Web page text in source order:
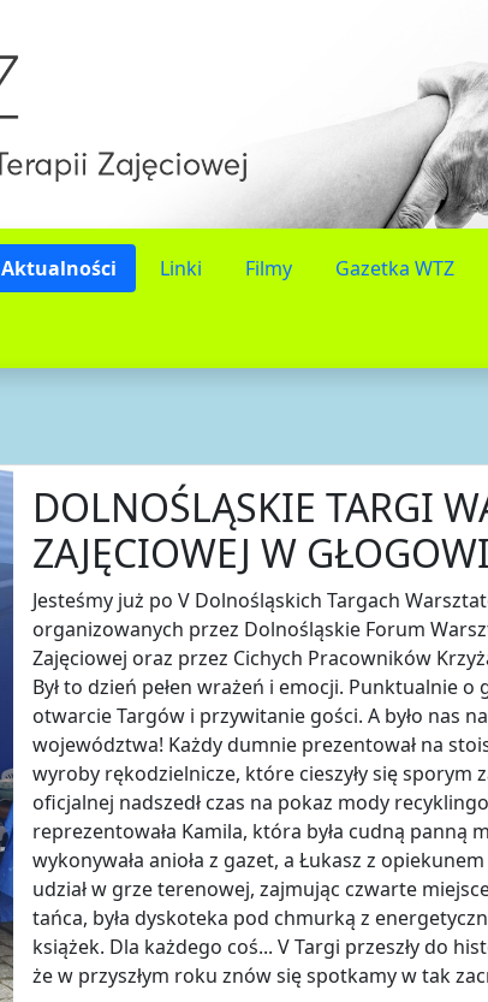
Aktualności Linki Filmy Gazetka WTZ
DOLNOŚLĄSKIE TARGI
ZAJĘCIOWEJ W
Jesteśmy już po V Dolnośląskich Targach
organizowanych przez Dolnośląskie Forum
Zajęciowej oraz przez Cichych Pracowników
Był to dzień pełen wrażeń i emocji. Punktualnie
otwarcie Targów i przywitanie gości. A było nas
województwa! Każdy dumnie prezentował na
wyroby rękodzielnicze, które cieszyły się sporym
oficjalnej nadszedł czas na pokaz mody
reprezentowała Kamila, która była cudną panną
wykonywała anioła z gazet, a Łukasz z
udział w grze terenowej, zajmując czwarte
tańca, była dyskoteka pod chmurką z
książek. Dla każdego coś... V Targi przeszły do
że w przyszłym roku znów się spotkamy w tak